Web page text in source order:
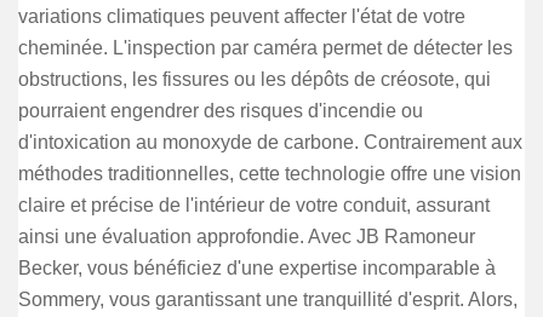
variations climatiques peuvent affecter l'état de votre
cheminée. L'inspection par caméra permet de détecter les
obstructions, les fissures ou les dépôts de créosote, qui
pourraient engendrer des risques d'incendie ou
d'intoxication au monoxyde de carbone. Contrairement aux
méthodes traditionnelles, cette technologie offre une vision
claire et précise de l'intérieur de votre conduit, assurant
ainsi une évaluation approfondie. Avec JB Ramoneur
Becker, vous bénéficiez d'une expertise incomparable à
Sommery, vous garantissant une tranquillité d'esprit. Alors,